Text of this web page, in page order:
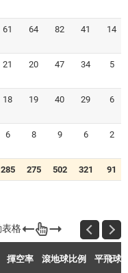
61 64 82 41 14
21 20 47 34 5
18 19 40 29 6
6 8 9 6 2
285 275 502 321 91
揮空率 滾地球比例 平飛球